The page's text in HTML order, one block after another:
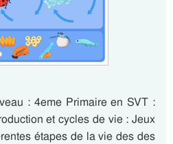
: 4eme Primaire en SVT :
et cycles de vie : Jeux
étapes de la vie des des